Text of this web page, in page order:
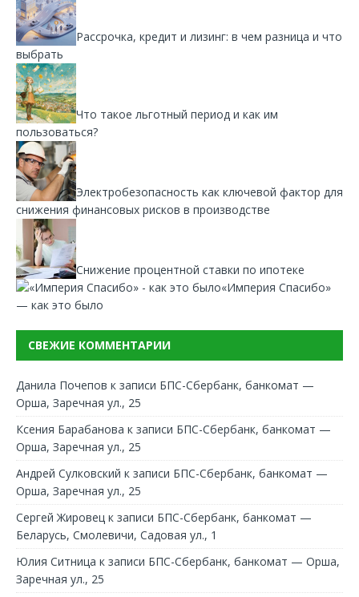
Рассрочка, кредит и лизинг: в чем разница и что
выбрать
Что такое льготный период и как им
пользоваться?
Электробезопасность как ключевой фактор для
снижения финансовых рисков в производстве
Снижение процентной ставки по ипотеке
«Империя Спасибо»
— как это было
СВЕЖИЕ КОММЕНТАРИИ
Данила Почепов к записи БПС-Сбербанк, банкомат —
Орша, Заречная ул., 25
Ксения Барабанова к записи БПС-Сбербанк, банкомат —
Орша, Заречная ул., 25
Андрей Сулковский к записи БПС-Сбербанк, банкомат —
Орша, Заречная ул., 25
Сергей Жировец к записи БПС-Сбербанк, банкомат —
Беларусь, Смолевичи, Садовая ул., 1
Юлия Ситница к записи БПС-Сбербанк, банкомат — Орша,
Заречная ул., 25